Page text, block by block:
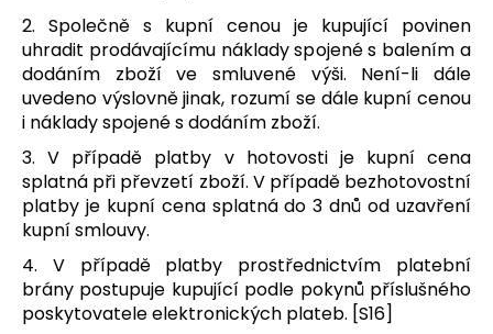
2. Společně s kupní cenou je kupující povinen
uhradit prodávajícímu náklady spojené s balením a
dodáním zboží ve smluvené výši. Není-li dále
uvedeno výslovně jinak, rozumí se dále kupní cenou
i náklady spojené s dodáním zboží.
3. V případě platby v hotovosti je kupní cena
splatná při převzetí zboží. V případě bezhotovostní
platby je kupní cena splatná do 3 dnů od uzavření
kupní smlouvy.
4. V případě platby prostřednictvím platební
brány postupuje kupující podle pokynů příslušného
poskytovatele elektronických plateb. [S16]